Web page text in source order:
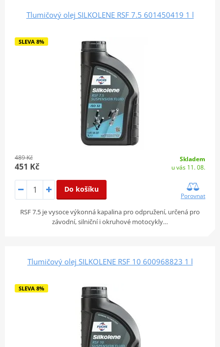
Tlumičový olej SILKOLENE RSF 7.5 601450419 1 l
SLEVA 8%
489 Kč
451 Kč
Skladem
u vás 11. 08.
Do košíku
Porovnat
RSF 7.5 je vysoce výkonná kapalina pro odpružení, určená pro
závodní, silniční i okruhové motocykly…
Tlumičový olej SILKOLENE RSF 10 600968823 1 l
SLEVA 8%